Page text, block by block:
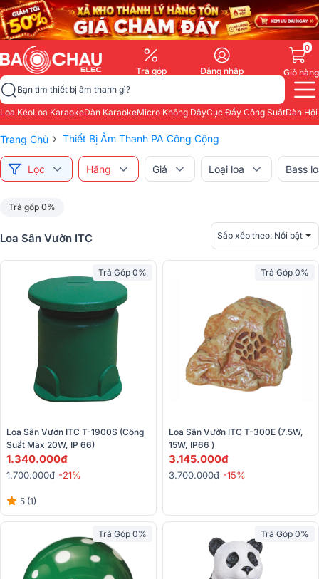
Trả góp Đăng nhập
0
Giỏ hàng
Bạn tìm thiết bị âm thanh gì?
Loa KéoLoa KaraokeDàn KaraokeMicro Không DâyCục Đẩy Công SuấtDàn
Trang Chủ › Thiết Bị Âm Thanh PA Công Cộng
Lọc Hãng Giá Loại loa Bass
Trả góp 0%
Loa Sân Vườn ITC Sắp xếp theo: Nổi bật
Trả Góp 0%
Loa Sân Vườn ITC T-1900S (công
Suất Max 20W, IP 66)
1.340.000đ
1.700.000đ -21%
5 (1)
Trả Góp 0%
Loa Sân Vườn ITC T-300E (7.5W,
15W, IP66 )
3.145.000đ
3.700.000đ -15%
Trả Góp 0% Trả Góp 0%